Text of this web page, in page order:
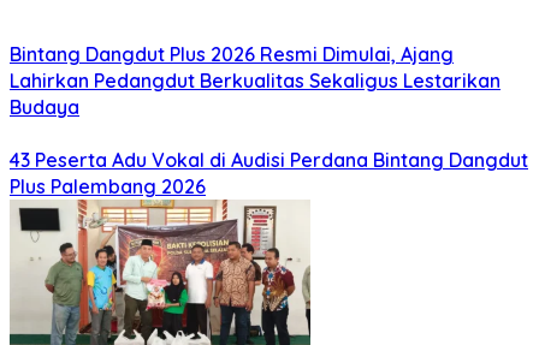
Bintang Dangdut Plus 2026 Resmi Dimulai, Ajang
Lahirkan Pedangdut Berkualitas Sekaligus Lestarikan
Budaya
43 Peserta Adu Vokal di Audisi Perdana Bintang Dangdut
Plus Palembang 2026